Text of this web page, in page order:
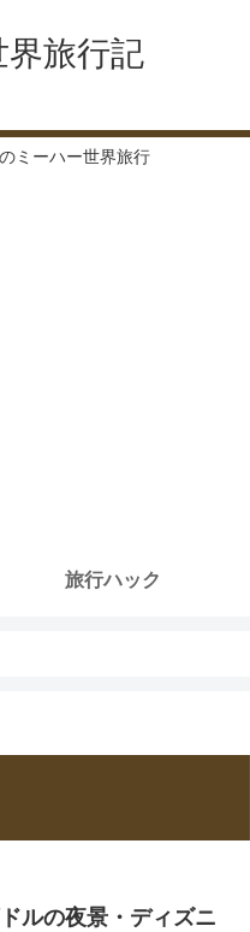
旅行記
ミーハー世界旅行
旅行ハック
ルの夜景・ディズニ